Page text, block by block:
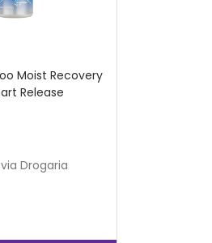
Moist Recovery
Release
Drogaria